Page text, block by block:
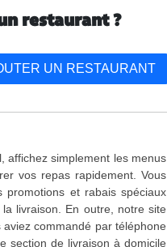
restaurant ?
UN RESTAURANT
affichez simplement les menus
vos repas rapidement. Vous
promotions et rabais spéciaux
livraison. En outre, notre site
commandé par téléphone
section de livraison à domicile